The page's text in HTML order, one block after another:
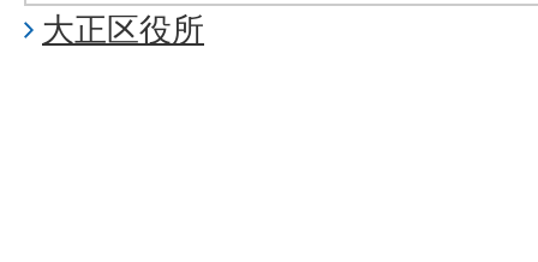
大正区役所